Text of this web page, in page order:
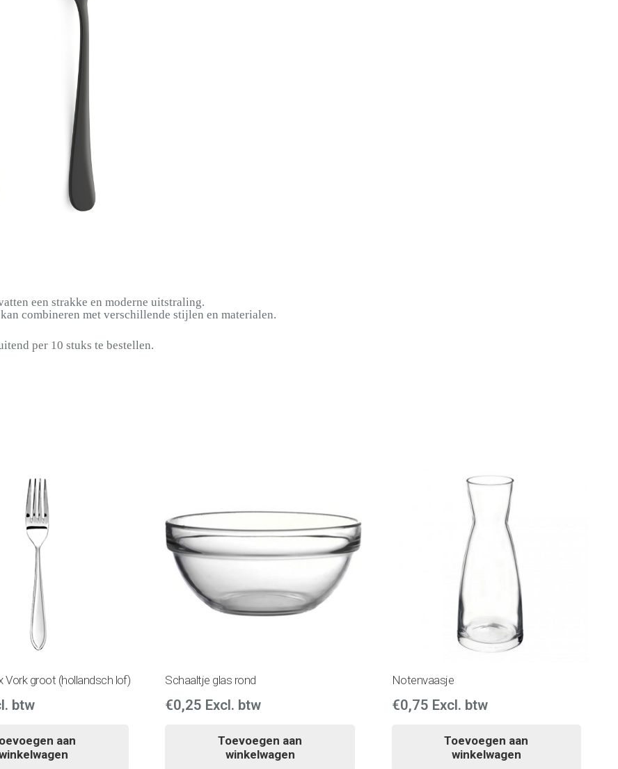
een strakke en moderne uitstraling.
combineren met verschillende stijlen en materialen.
per 10 stuks te bestellen.
Vork groot (hollandsch lof)
btw
aan
Schaaltje glas rond
€0,25 Excl. btw
Toevoegen aan
winkelwagen
Notenvaasje
€0,75 Excl. btw
Toevoegen aan
winkelwagen